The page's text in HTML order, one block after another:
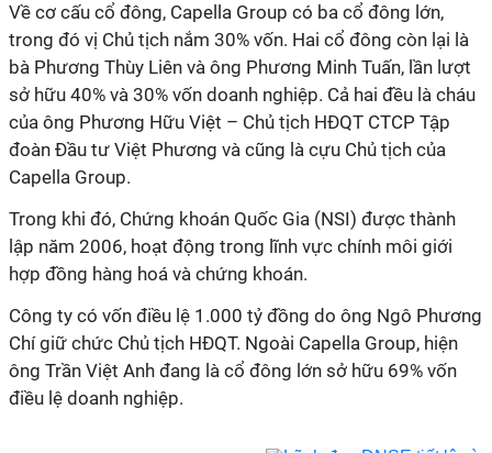
Về cơ cấu cổ đông, Capella Group có ba cổ đông lớn,
trong đó vị Chủ tịch nắm 30% vốn. Hai cổ đông còn lại là
bà Phương Thùy Liên và ông Phương Minh Tuấn, lần lượt
sở hữu 40% và 30% vốn doanh nghiệp. Cả hai đều là cháu
của ông Phương Hữu Việt – Chủ tịch HĐQT CTCP Tập
đoàn Đầu tư Việt Phương và cũng là cựu Chủ tịch của
Capella Group.
Trong khi đó, Chứng khoán Quốc Gia (NSI) được thành
lập năm 2006, hoạt động trong lĩnh vực chính môi giới
hợp đồng hàng hoá và chứng khoán.
Công ty có vốn điều lệ 1.000 tỷ đồng do ông Ngô Phương
Chí giữ chức Chủ tịch HĐQT. Ngoài Capella Group, hiện
ông Trần Việt Anh đang là cổ đông lớn sở hữu 69% vốn
điều lệ doanh nghiệp.